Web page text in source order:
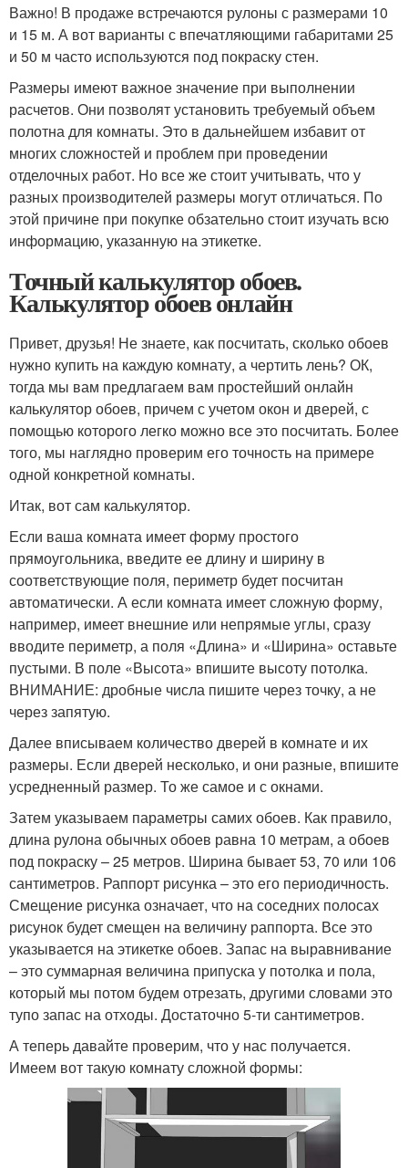
Важно! В продаже встречаются рулоны с размерами 10
и 15 м. А вот варианты с впечатляющими габаритами 25
и 50 м часто используются под покраску стен.
Размеры имеют важное значение при выполнении
расчетов. Они позволят установить требуемый объем
полотна для комнаты. Это в дальнейшем избавит от
многих сложностей и проблем при проведении
отделочных работ. Но все же стоит учитывать, что у
разных производителей размеры могут отличаться. По
этой причине при покупке обзательно стоит изучать всю
информацию, указанную на этикетке.
Точный калькулятор обоев.
Калькулятор обоев онлайн
Привет, друзья! Не знаете, как посчитать, сколько обоев
нужно купить на каждую комнату, а чертить лень? ОК,
тогда мы вам предлагаем вам простейший онлайн
калькулятор обоев, причем с учетом окон и дверей, с
помощью которого легко можно все это посчитать. Более
того, мы наглядно проверим его точность на примере
одной конкретной комнаты.
Итак, вот сам калькулятор.
Если ваша комната имеет форму простого
прямоугольника, введите ее длину и ширину в
соответствующие поля, периметр будет посчитан
автоматически. А если комната имеет сложную форму,
например, имеет внешние или непрямые углы, сразу
вводите периметр, а поля «Длина» и «Ширина» оставьте
пустыми. В поле «Высота» впишите высоту потолка.
ВНИМАНИЕ: дробные числа пишите через точку, а не
через запятую.
Далее вписываем количество дверей в комнате и их
размеры. Если дверей несколько, и они разные, впишите
усредненный размер. То же самое и с окнами.
Затем указываем параметры самих обоев. Как правило,
длина рулона обычных обоев равна 10 метрам, а обоев
под покраску – 25 метров. Ширина бывает 53, 70 или 106
сантиметров. Раппорт рисунка – это его периодичность.
Смещение рисунка означает, что на соседних полосах
рисунок будет смещен на величину раппорта. Все это
указывается на этикетке обоев. Запас на выравнивание
– это суммарная величина припуска у потолка и пола,
который мы потом будем отрезать, другими словами это
тупо запас на отходы. Достаточно 5-ти сантиметров.
А теперь давайте проверим, что у нас получается.
Имеем вот такую комнату сложной формы: